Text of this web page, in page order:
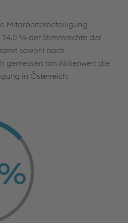
Mitarbeiterbeteiligung
% der Stimmrechte der
sowohl nach
gemessen am Aktienwert die
in Österreich.